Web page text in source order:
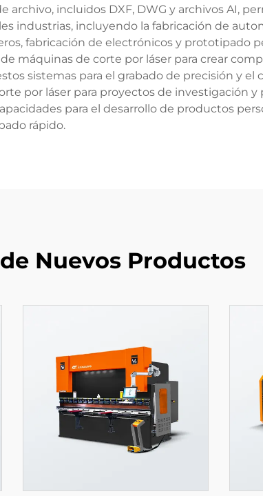
incluidos DXF, DWG y archivos AI,
industrias, incluyendo la fabricación de
fabricación de electrónicos y prototipado
máquinas de corte por láser para crear
sistemas para el grabado de precisión y el
por láser para proyectos de investigación y
para el desarrollo de productos
rápido.
Nuevos Productos